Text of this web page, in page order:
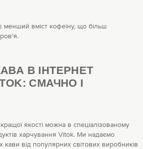
менший вміст кофеїну, що більш
В ІНТЕРНЕТ
СМАЧНО І
якості можна в спеціалізованому
харчування Vitok. Ми надаємо
кави від популярних світових виробників